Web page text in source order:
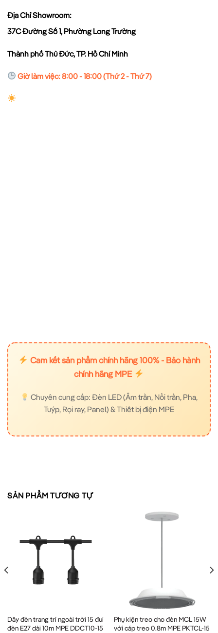
Địa Chỉ Showroom:
37C Đường Số 1, Phường Long Trường
Thành phố Thủ Đức, TP. Hồ Chí Minh
Giờ làm việc: 8:00 - 18:00 (Thứ 2 - Thứ 7)
Cam kết sản phẩm chính hãng 100% - Bảo hành
chính hãng MPE
Chuyên cung cấp: Đèn LED (Âm trần, Nổi trần, Pha,
Tuýp, Rọi ray, Panel) & Thiết bị điện MPE
SẢN PHẨM TƯƠNG TỰ
Dây đèn trang trí ngoài trời 15 đui
đèn E27 dài 10m MPE DDCT10-15
Phụ kiện treo cho đèn MCL 15W
với cáp treo 0.8m MPE PKTCL-15